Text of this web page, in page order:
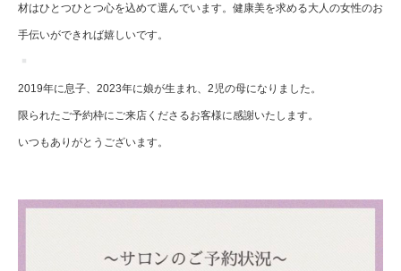
材はひとつひとつ心を込めて選んでいます。健康美を求める大人の女性のお
手伝いができれば嬉しいです。
2019年に息子、2023年に娘が生まれ、2児の母になりました。
限られたご予約枠にご来店くださるお客様に感謝いたします。
いつもありがとうございます。